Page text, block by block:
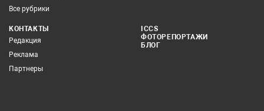
Все рубрики
КОНТАКТЫ
Редакция
Реклама
Партнеры
ICCS
ФОТОРЕПОРТАЖИ
БЛОГ